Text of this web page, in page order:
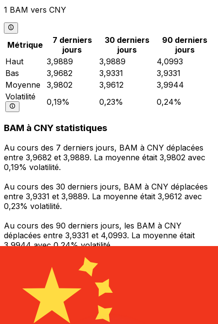
1 BAM vers CNY
Métrique
7 derniers
jours
30 derniers
jours
90 derniers
jours
Haut
3,9889 3,9889
4,0993
Bas
3,9682 3,9331
3,9331
Moyenne
3,9802 3,9612
3,9944
Volatilité
0,19% 0,23% 0,24%
BAM à CNY statistiques
Au cours des 7 derniers jours, BAM à CNY déplacées
entre 3,9682 et 3,9889. La moyenne était 3,9802 avec
0,19% volatilité.
Au cours des 30 derniers jours, BAM à CNY déplacées
entre 3,9331 et 3,9889. La moyenne était 3,9612 avec
0,23% volatilité.
Au cours des 90 derniers jours, les BAM à CNY
déplacées entre 3,9331 et 4,0993. La moyenne était
3,9944 avec 0,24% volatilité.
Gérez votre argent et vos devises lorsque vous
êtes en déplacement
L'application Xe réunit toutes les fonctionnalités